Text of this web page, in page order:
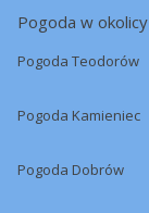
Pogoda w okolicy
Pogoda Teodorów
Pogoda Kamieniec
Pogoda Dobrów